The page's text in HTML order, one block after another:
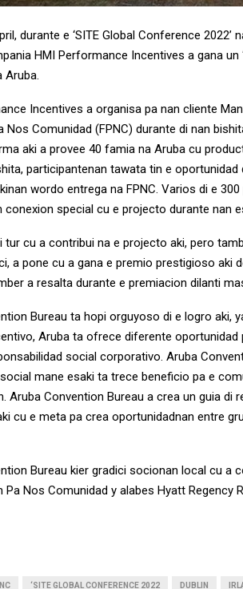
durante e ‘SITE Global Conference
HMI Performance Incentives a gana un
Aruba.
Incentives a organisa pa nan cliente
Nos Comunidad (FPNC) durante di nan
aki a provee 40 famia na Aruba cu
participantenan tawata tin e
wordo entrega na FPNC. Varios di e
conexion special cu e projecto durante nan
tur cu a contribui na e projecto aki, pero
a pone cu a gana e premio prestigioso aki
a resalta durante e premiacion dilanti
Bureau ta hopi orguyoso di e logro aki,
Aruba ta ofrece diferente oportunidad
social corporativo. Aruba
mane esaki ta trece beneficio pa e
Aruba Convention Bureau a crea un guia
cu e meta pa crea oportunidadnan entre
Bureau kier gradici socionan local cu a
Pa Nos Comunidad y alabes Hyatt Regency
‘SITE GLOBAL CONFERENCE 2022 DUBLIN